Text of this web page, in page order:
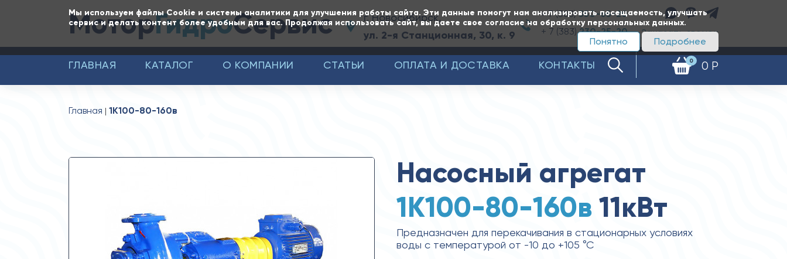
Мы используем файлы Cookie и системы аналитики для улучшения работы сайта. Эти данные помогут нам анализировать посещаемость, улучшать
сервис и делать контент более удобным для вас. Продолжая использовать сайт, вы даете свое согласие на обработку персональных данных.
Подробнее
Понятно
МоторГидроСервис г. Новосибирск,
ул. 2-я Станционная, 30, к. 9
+ 7 (383)350-65-20
+ 7 (383)230-25-20 Заказать звонок
0 0 Р
ГЛАВНАЯ КАТАЛОГ О КОМПАНИИ СТАТЬИ ОПЛАТА И ДОСТАВКА КОНТАКТЫ
Главная 1К100-80-160в
Насосный агрегат
1К100-80-160в11кВт
Предназначен для перекачивания в стационарных условиях
воды с температурой от -10 до +105 °С